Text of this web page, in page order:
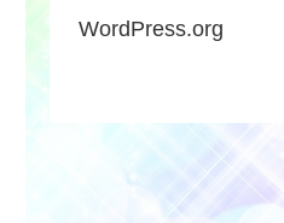
WordPress.org